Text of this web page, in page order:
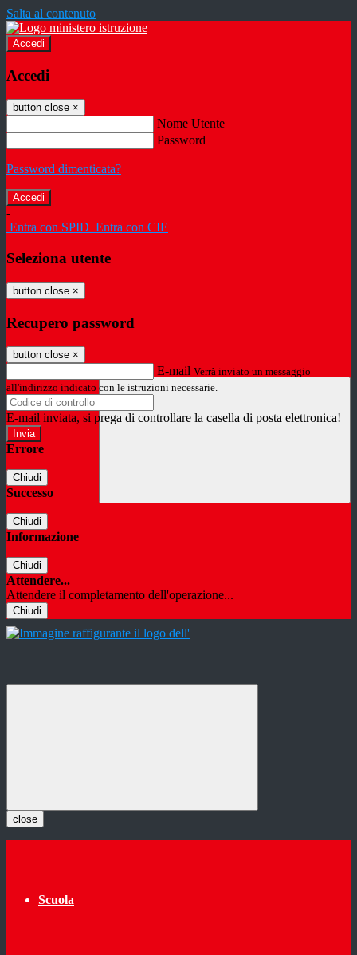
Salta al contenuto
Accedi
Accedi
button close ×
Nome Utente
Password
Password dimenticata?
-
Entra con SPID Entra con CIE
Seleziona utente
button close ×
Recupero password
button close ×
E-mail Verrà inviato un messaggio
all'indirizzo indicato con le istruzioni necessarie.
E-mail inviata, si prega di controllare la casella di posta elettronica!
Errore
Chiudi
Successo
Chiudi
Informazione
Chiudi
Attendere...
Attendere il completamento dell'operazione...
Chiudi
close
Scuola